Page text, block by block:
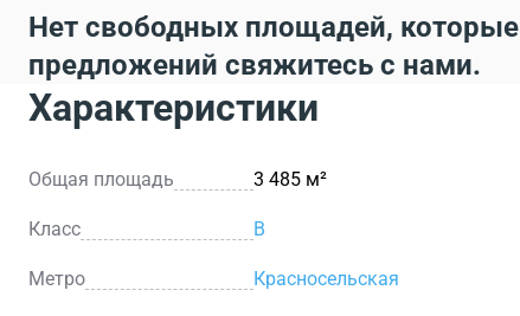
Нет свободных площадей,
предложений свяжитесь с нами.
Характеристики
Общая площадь 3 485 м²
Класс B
Метро Красносельская